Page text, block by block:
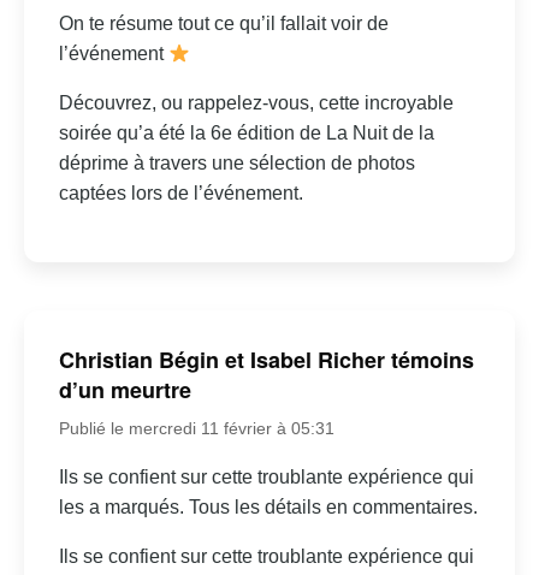
On te résume tout ce qu’il fallait voir de
l’événement
Découvrez, ou rappelez-vous, cette incroyable
soirée qu’a été la 6e édition de La Nuit de la
déprime à travers une sélection de photos
captées lors de l’événement.
Christian Bégin et Isabel Richer témoins
d’un meurtre
Publié le mercredi 11 février à 05:31
Ils se confient sur cette troublante expérience qui
les a marqués. Tous les détails en commentaires.
Ils se confient sur cette troublante expérience qui